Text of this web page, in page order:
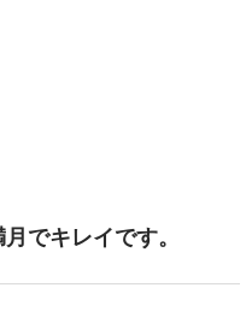
でキレイです。